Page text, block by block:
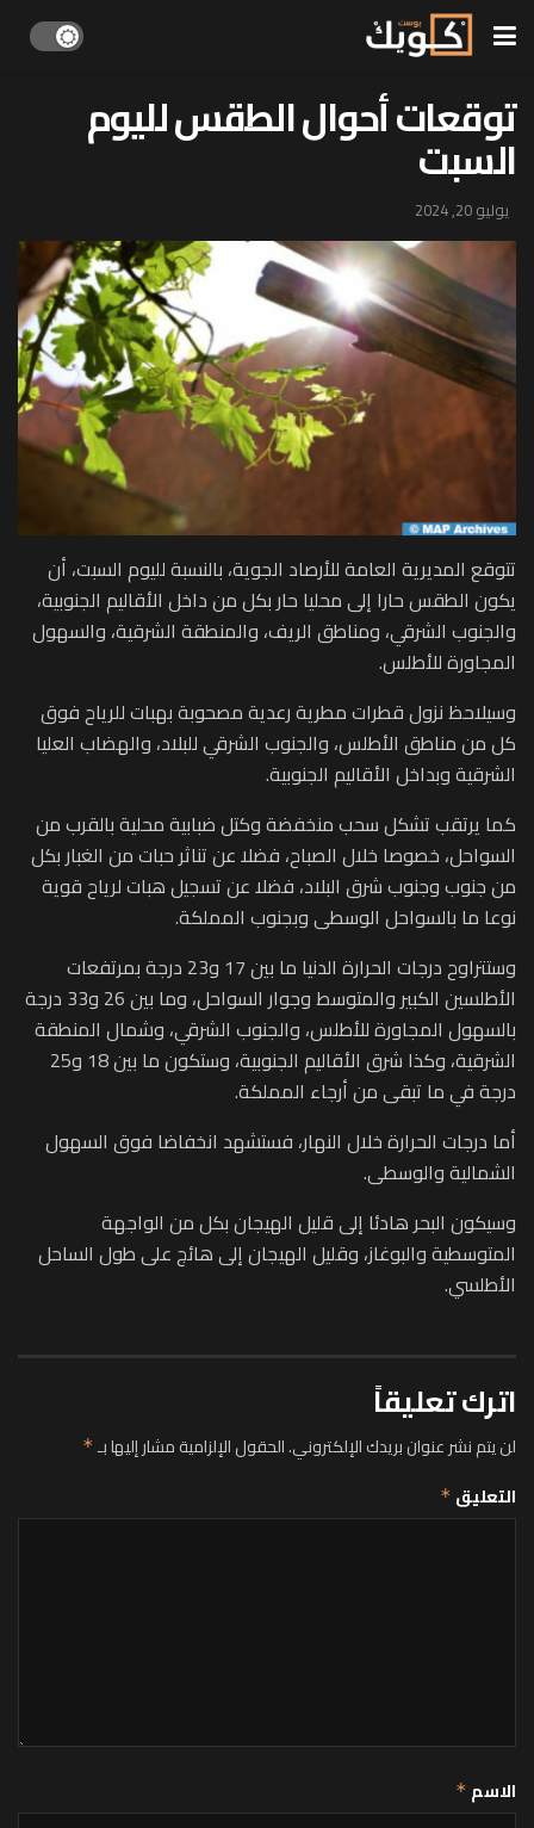
توقعات أحوال الطقس لليوم
السبت
يوليو 20, 2024
تتوقع المديرية العامة للأرصاد الجوية، بالنسبة لليوم السبت، أن
يكون الطقس حارا إلى محليا حار بكل من داخل الأقاليم الجنوبية،
والجنوب الشرقي، ومناطق الريف، والمنطقة الشرقية، والسهول
المجاورة للأطلس.
وسيلاحظ نزول قطرات مطرية رعدية مصحوبة بهبات للرياح فوق
كل من مناطق الأطلس، والجنوب الشرقي للبلاد، والهضاب العليا
الشرقية وبداخل الأقاليم الجنوبية.
كما يرتقب تشكل سحب منخفضة وكتل ضبابية محلية بالقرب من
السواحل، خصوصا خلال الصباح، فضلا عن تناثر حبات من الغبار بكل
من جنوب وجنوب شرق البلاد، فضلا عن تسجيل هبات لرياح قوية
نوعا ما بالسواحل الوسطى وبجنوب المملكة.
وستتراوح درجات الحرارة الدنيا ما بين 17 و23 درجة بمرتفعات
الأطلسين الكبير والمتوسط وجوار السواحل، وما بين 26 و33 درجة
بالسهول المجاورة للأطلس، والجنوب الشرقي، وشمال المنطقة
الشرقية، وكذا شرق الأقاليم الجنوبية، وستكون ما بين 18 و25
درجة في ما تبقى من أرجاء المملكة.
أما درجات الحرارة خلال النهار، فستشهد انخفاضا فوق السهول
الشمالية والوسطى.
وسيكون البحر هادئا إلى قليل الهيجان بكل من الواجهة
المتوسطية والبوغاز، وقليل الهيجان إلى هائج على طول الساحل
الأطلسي.
اترك تعليقاً
لن يتم نشر عنوان بريدك الإلكتروني.الحقول الإلزامية مشار إليها بـ*
التعليق *
الاسم *